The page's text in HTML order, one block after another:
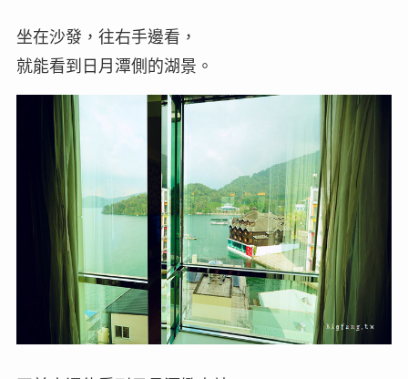
坐在沙發，往右手邊看，
就能看到日月潭側的湖景。